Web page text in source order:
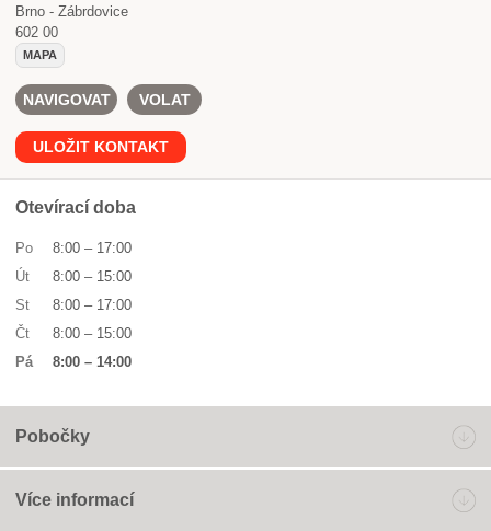
Brno - Zábrdovice
602 00
MAPA
NAVIGOVAT VOLAT
ULOŽIT KONTAKT
Otevírací doba
Po 8:00 – 17:00
Út
8:00 – 15:00
St
8:00 – 17:00
Čt
8:00 – 15:00
Pá
8:00 – 14:00
Pobočky
Více informací